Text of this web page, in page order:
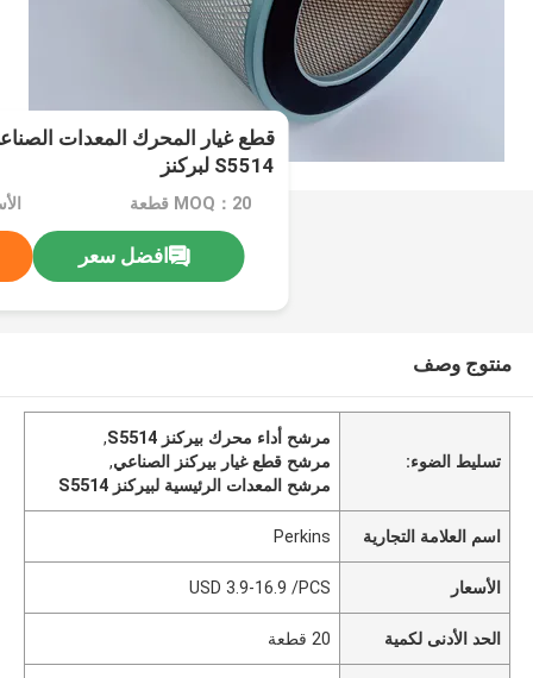
قطع غيار المحرك المعدات
S5514 لبركنز
MOQ：20 قطعة
افضل سعر
منتوج وصف
تسليط الضوء:
مرشح أداء محرك بيركنز S5514
,
مرشح قطع غيار بيركنز الصناعي,
مرشح المعدات الرئيسية لبيركنز S5514
اسم العلامة التجارية Perkins
الأسعار USD 3.9-16.9 /PCS
الحد الأدنى لكمية 20 قطعة